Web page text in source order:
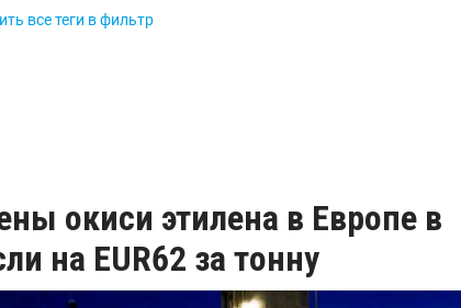
все теги в фильтр
окиси этилена в Европе в
на EUR62 за тонну